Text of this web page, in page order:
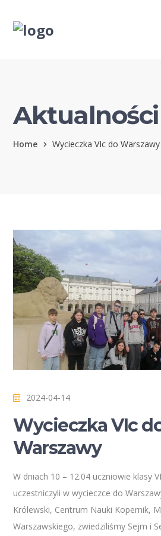
Aktualności
Home Wycieczka VIc do Warszawy
2024-04-14
Wycieczka VIc
Warszawy
W dniach 10 – 12.04 uczniowie klasy
uczestniczyli w wycieczce do
Królewski, Centrum Nauki Kopernik,
Warszawskiego, zwiedziliśmy Sejm i